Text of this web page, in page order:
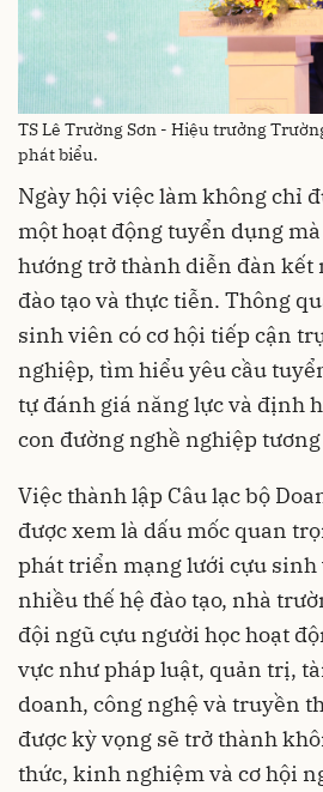
TS Lê Trường Sơn - Hiệu trưởng
phát biểu.
Ngày hội việc làm không chỉ
một hoạt động tuyển dụng
hướng trở thành diễn đàn kết
đào tạo và thực tiễn. Thông
sinh viên có cơ hội tiếp cận
nghiệp, tìm hiểu yêu cầu
tự đánh giá năng lực và định
con đường nghề nghiệp
Việc thành lập Câu lạc bộ
được xem là dấu mốc quan
phát triển mạng lưới cựu
nhiều thế hệ đào tạo, nhà
đội ngũ cựu người học hoạt
vực như pháp luật, quản trị,
doanh, công nghệ và truyền
được kỳ vọng sẽ trở thành
thức, kinh nghiệm và cơ hội